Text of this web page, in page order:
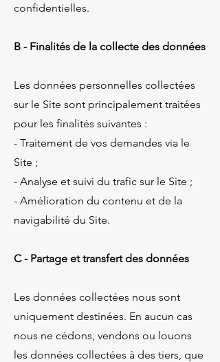
confidentielles.
B - Finalités de la collecte des données
Les données personnelles collectées
sur le Site sont principalement traitées
pour les finalités suivantes :
- Traitement de vos demandes via le
Site ;
- Analyse et suivi du trafic sur le Site ;
- Amélioration du contenu et de la
navigabilité du Site.
C - Partage et transfert des données
Les données collectées nous sont
uniquement destinées. En aucun cas
nous ne cédons, vendons ou louons
les données collectées à des tiers, que